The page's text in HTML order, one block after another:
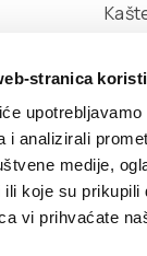
stranica
i analizirali
medije,
ili koje su
vi prihvaćate
používání souborů